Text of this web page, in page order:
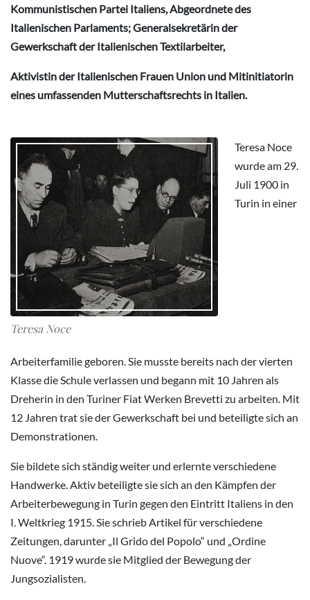
Kommunistischen Partei Italiens, Abgeordnete des
Italienischen Parlaments; Generalsekretärin der
Gewerkschaft der Italienischen Textilarbeiter,
Aktivistin der Italienischen Frauen Union und Mitinitiatorin
eines umfassenden Mutterschaftsrechts in Italien.
Teresa Noce
Teresa Noce
wurde am 29.
Juli 1900 in
Turin in einer
Arbeiterfamilie geboren. Sie musste bereits nach der vierten
Klasse die Schule verlassen und begann mit 10 Jahren als
Dreherin in den Turiner Fiat Werken Brevetti zu arbeiten. Mit
12 Jahren trat sie der Gewerkschaft bei und beteiligte sich an
Demonstrationen.
Sie bildete sich ständig weiter und erlernte verschiedene
Handwerke. Aktiv beteiligte sie sich an den Kämpfen der
Arbeiterbewegung in Turin gegen den Eintritt Italiens in den
I. Weltkrieg 1915. Sie schrieb Artikel für verschiedene
Zeitungen, darunter „Il Grido del Popolo“ und „Ordine
Nuove“. 1919 wurde sie Mitglied der Bewegung der
Jungsozialisten.